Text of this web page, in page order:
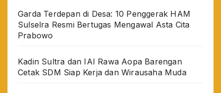
Garda Terdepan di Desa: 10 Penggerak HAM
Sulselra Resmi Bertugas Mengawal Asta Cita
Prabowo
Kadin Sultra dan IAI Rawa Aopa Barengan
Cetak SDM Siap Kerja dan Wirausaha Muda